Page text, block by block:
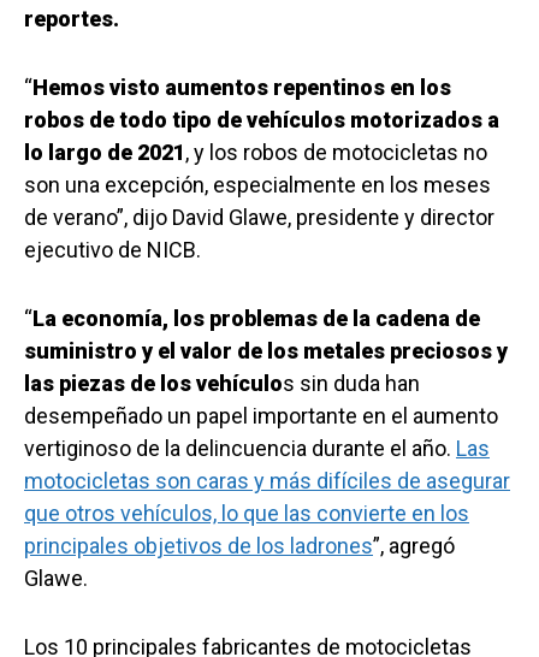
reportes.
“Hemos visto aumentos repentinos en los
robos de todo tipo de vehículos motorizados a
lo largo de 2021, y los robos de motocicletas no
son una excepción, especialmente en los meses
de verano”, dijo David Glawe, presidente y director
ejecutivo de NICB.
“La economía, los problemas de la cadena de
suministro y el valor de los metales preciosos y
las piezas de los vehículos sin duda han
desempeñado un papel importante en el aumento
vertiginoso de la delincuencia durante el año. Las
motocicletas son caras y más difíciles de asegurar
que otros vehículos, lo que las convierte en los
principales objetivos de los ladrones”, agregó
Glawe.
Los 10 principales fabricantes de motocicletas